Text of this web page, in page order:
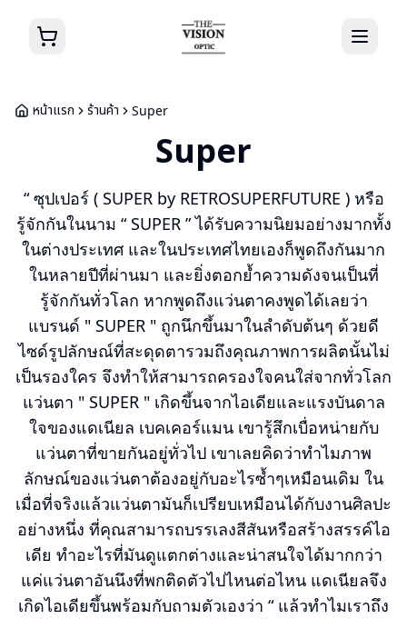
หน้าแรก ร้านค้า Super
Super
“ ซุปเปอร์ ( SUPER by RETROSUPERFUTURE ) หรือ
รู้จักกันในนาม “ SUPER ” ได้รับความนิยมอย่างมากทั้ง
ในต่างประเทศ และในประเทศไทยเองก็พูดถึงกันมาก
ในหลายปีที่ผ่านมา และยิ่งตอกย้ำความดังจนเป็นที่
รู้จักกันทั่วโลก หากพูดถึงแว่นตาคงพูดได้เลยว่า
แบรนด์ " SUPER " ถูกนึกขึ้นมาในลำดับต้นๆ ด้วยดี
ไซด์รูปลักษณ์ที่สะดุดตารวมถึงคุณภาพการผลิตนั้นไม่
เป็นรองใคร จึงทำให้สามารถครองใจคนใส่จากทั่วโลก
แว่นตา " SUPER " เกิดขึ้นจากไอเดียและแรงบันดาล
ใจของแดเนียล เบคเคอร์แมน เขารู้สึกเบื่อหน่ายกับ
แว่นตาที่ขายกันอยู่ทั่วไป เขาเลยคิดว่าทำไมภาพ
ลักษณ์ของแว่นตาต้องอยู่กับอะไรซ้ำๆเหมือนเดิม ใน
เมื่อที่จริงแล้วแว่นตามันก็เปรียบเหมือนได้กับงานศิลปะ
อย่างหนึ่ง ที่คุณสามารถบรรเลงสีสันหรือสร้างสรรค์ไอ
เดีย ทำอะไรที่มันดูแตกต่างและน่าสนใจได้มากกว่า
แค่แว่นตาอันนึงที่พกติดตัวไปไหนต่อไหน แดเนียลจึง
เกิดไอเดียขึ้นพร้อมกับถามตัวเองว่า “ แล้วทำไมเราถึง